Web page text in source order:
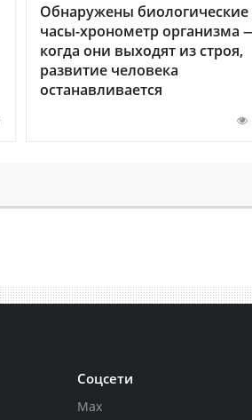
Обнаружены биологические
часы-хронометр организма
когда они выходят из строя,
развитие человека
останавливается
Соцсети
Max